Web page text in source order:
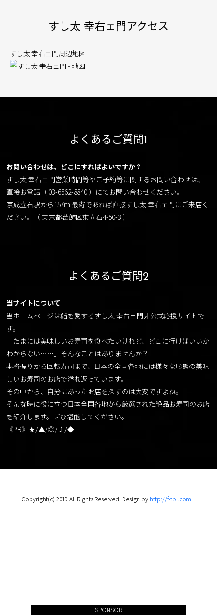
すし太 幸右ェ門アクセス
すし太 幸右ェ門周辺地図
よくあるご質問1
お問い合わせは、どこにすればよいですか？
すし太 幸右ェ門営業時間等やご予約等に関するお問い合わせは、
直接お電話（ 03-6662-8840 ）にてお問い合わせください。
京成立石駅から157m 最寄であれば直接すし太 幸右ェ門にご来店く
ださい。（ 東京都葛飾区東立石4-50-3 ）
よくあるご質問2
当サイトについて
当ホームページは鮨を愛するすし太 幸右ェ門非公式応援サイトで
す。
「たまには美味しいお寿司を食べたいけれど、どこに行けばいいか
わからない……」そんなことはありませんか？
本格握りから回転寿司まで、日本の全国各地には様々な形態の美味
しいお寿司のお店で溢れ返っています。
その中から、自分にあったお店を探すのは大変ですよね。
そんな時に役に立つ日本全国各地から厳選された絶品お寿司のお店
を紹介します。ぜひ堪能してください。
《PR》★/▲/◎/♪/◆
Copyright(c) 2019 All Rights Reserved. Design by http://f-tpl.com
SPONSOR